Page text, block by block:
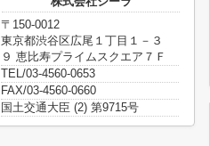
〒150-0012
東京都渋谷区広尾１丁目１－３
９ 恵比寿プライムスクエア７Ｆ
TEL/03-4560-0653
FAX/03-4560-0660
国土交通大臣 (2) 第9715号